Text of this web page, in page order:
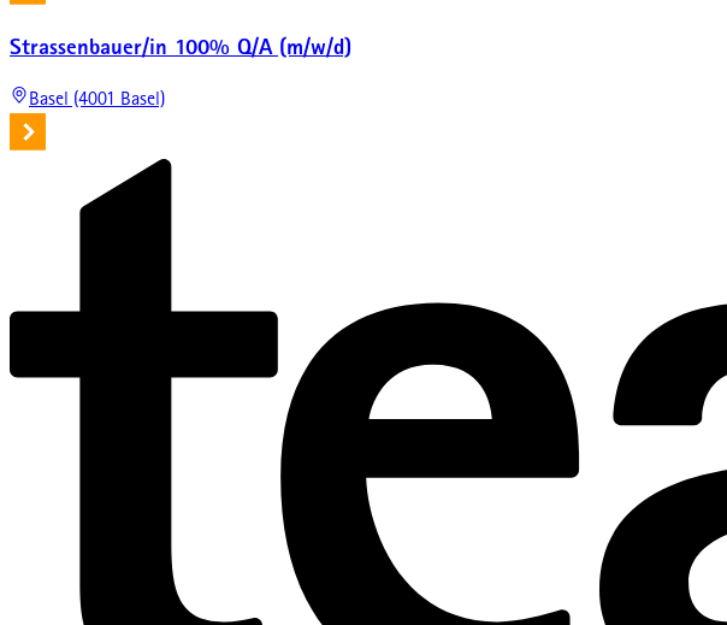
Strassenbauer/in 100% Q/A (m/w/d)
Basel (4001 Basel)